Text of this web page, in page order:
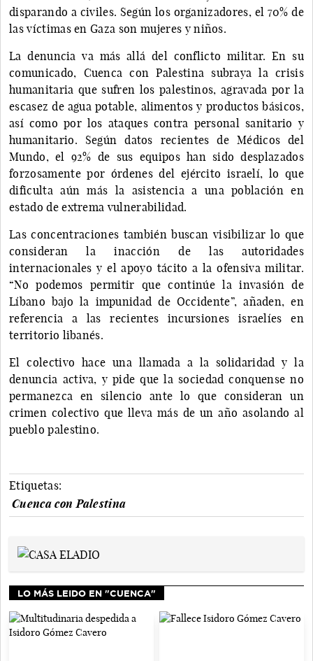
disparando a civiles. Según los organizadores, el 70% de
las víctimas en Gaza son mujeres y niños.
La denuncia va más allá del conflicto militar. En su
comunicado, Cuenca con Palestina subraya la crisis
humanitaria que sufren los palestinos, agravada por la
escasez de agua potable, alimentos y productos básicos,
así como por los ataques contra personal sanitario y
humanitario. Según datos recientes de Médicos del
Mundo, el 92% de sus equipos han sido desplazados
forzosamente por órdenes del ejército israelí, lo que
dificulta aún más la asistencia a una población en
estado de extrema vulnerabilidad.
Las concentraciones también buscan visibilizar lo que
consideran la inacción de las autoridades
internacionales y el apoyo tácito a la ofensiva militar.
“No podemos permitir que continúe la invasión de
Líbano bajo la impunidad de Occidente”, añaden, en
referencia a las recientes incursiones israelíes en
territorio libanés.
El colectivo hace una llamada a la solidaridad y la
denuncia activa, y pide que la sociedad conquense no
permanezca en silencio ante lo que consideran un
crimen colectivo que lleva más de un año asolando al
pueblo palestino.
Etiquetas:
Cuenca con Palestina
LO MÁS LEIDO EN "CUENCA"